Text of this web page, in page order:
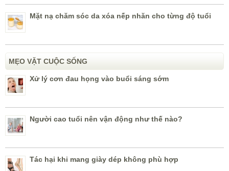
Mặt nạ chăm sóc da xóa nếp nhăn cho từng độ tuổi
MẸO VẶT CUỘC SỐNG
Xử lý cơn đau họng vào buổi sáng sớm
Người cao tuổi nên vận động như thế nào?
Tác hại khi mang giày dép không phù hợp